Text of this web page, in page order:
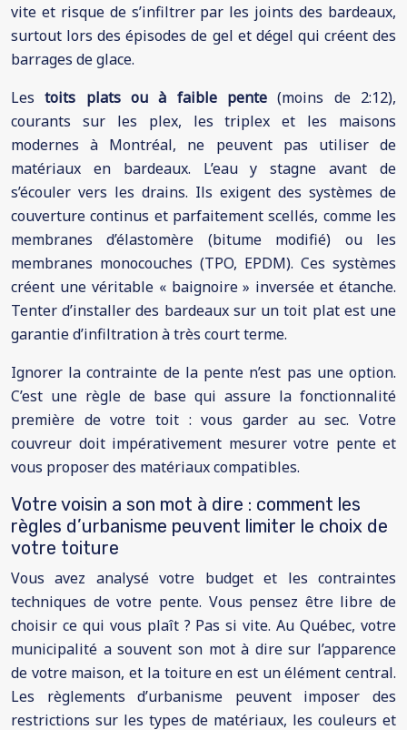
vite et risque de s’infiltrer par les joints des bardeaux,
surtout lors des épisodes de gel et dégel qui créent des
barrages de glace.
Lestoits plats ou à faible pente (moins de 2:12),
courants sur les plex, les triplex et les maisons
modernes à Montréal, ne peuvent pas utiliser de
matériaux en bardeaux. L’eau y stagne avant de
s’écouler vers les drains. Ils exigent des systèmes de
couverture continus et parfaitement scellés, comme les
membranes d’élastomère (bitume modifié) ou les
membranes monocouches (TPO, EPDM). Ces systèmes
créent une véritable « baignoire » inversée et étanche.
Tenter d’installer des bardeaux sur un toit plat est une
garantie d’infiltration à très court terme.
Ignorer la contrainte de la pente n’est pas une option.
C’est une règle de base qui assure la fonctionnalité
première de votre toit : vous garder au sec. Votre
couvreur doit impérativement mesurer votre pente et
vous proposer des matériaux compatibles.
Votre voisin a son mot à dire : comment les
règles d’urbanisme peuvent limiter le choix de
votre toiture
Vous avez analysé votre budget et les contraintes
techniques de votre pente. Vous pensez être libre de
choisir ce qui vous plaît ? Pas si vite. Au Québec, votre
municipalité a souvent son mot à dire sur l’apparence
de votre maison, et la toiture en est un élément central.
Les règlements d’urbanisme peuvent imposer des
restrictions sur les types de matériaux, les couleurs et